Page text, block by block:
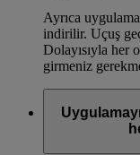
Ayrıca
indirilir. Uçuş
Dolayısıyla her
girmeniz